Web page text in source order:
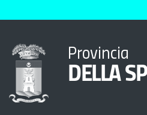
Provincia
DELLA